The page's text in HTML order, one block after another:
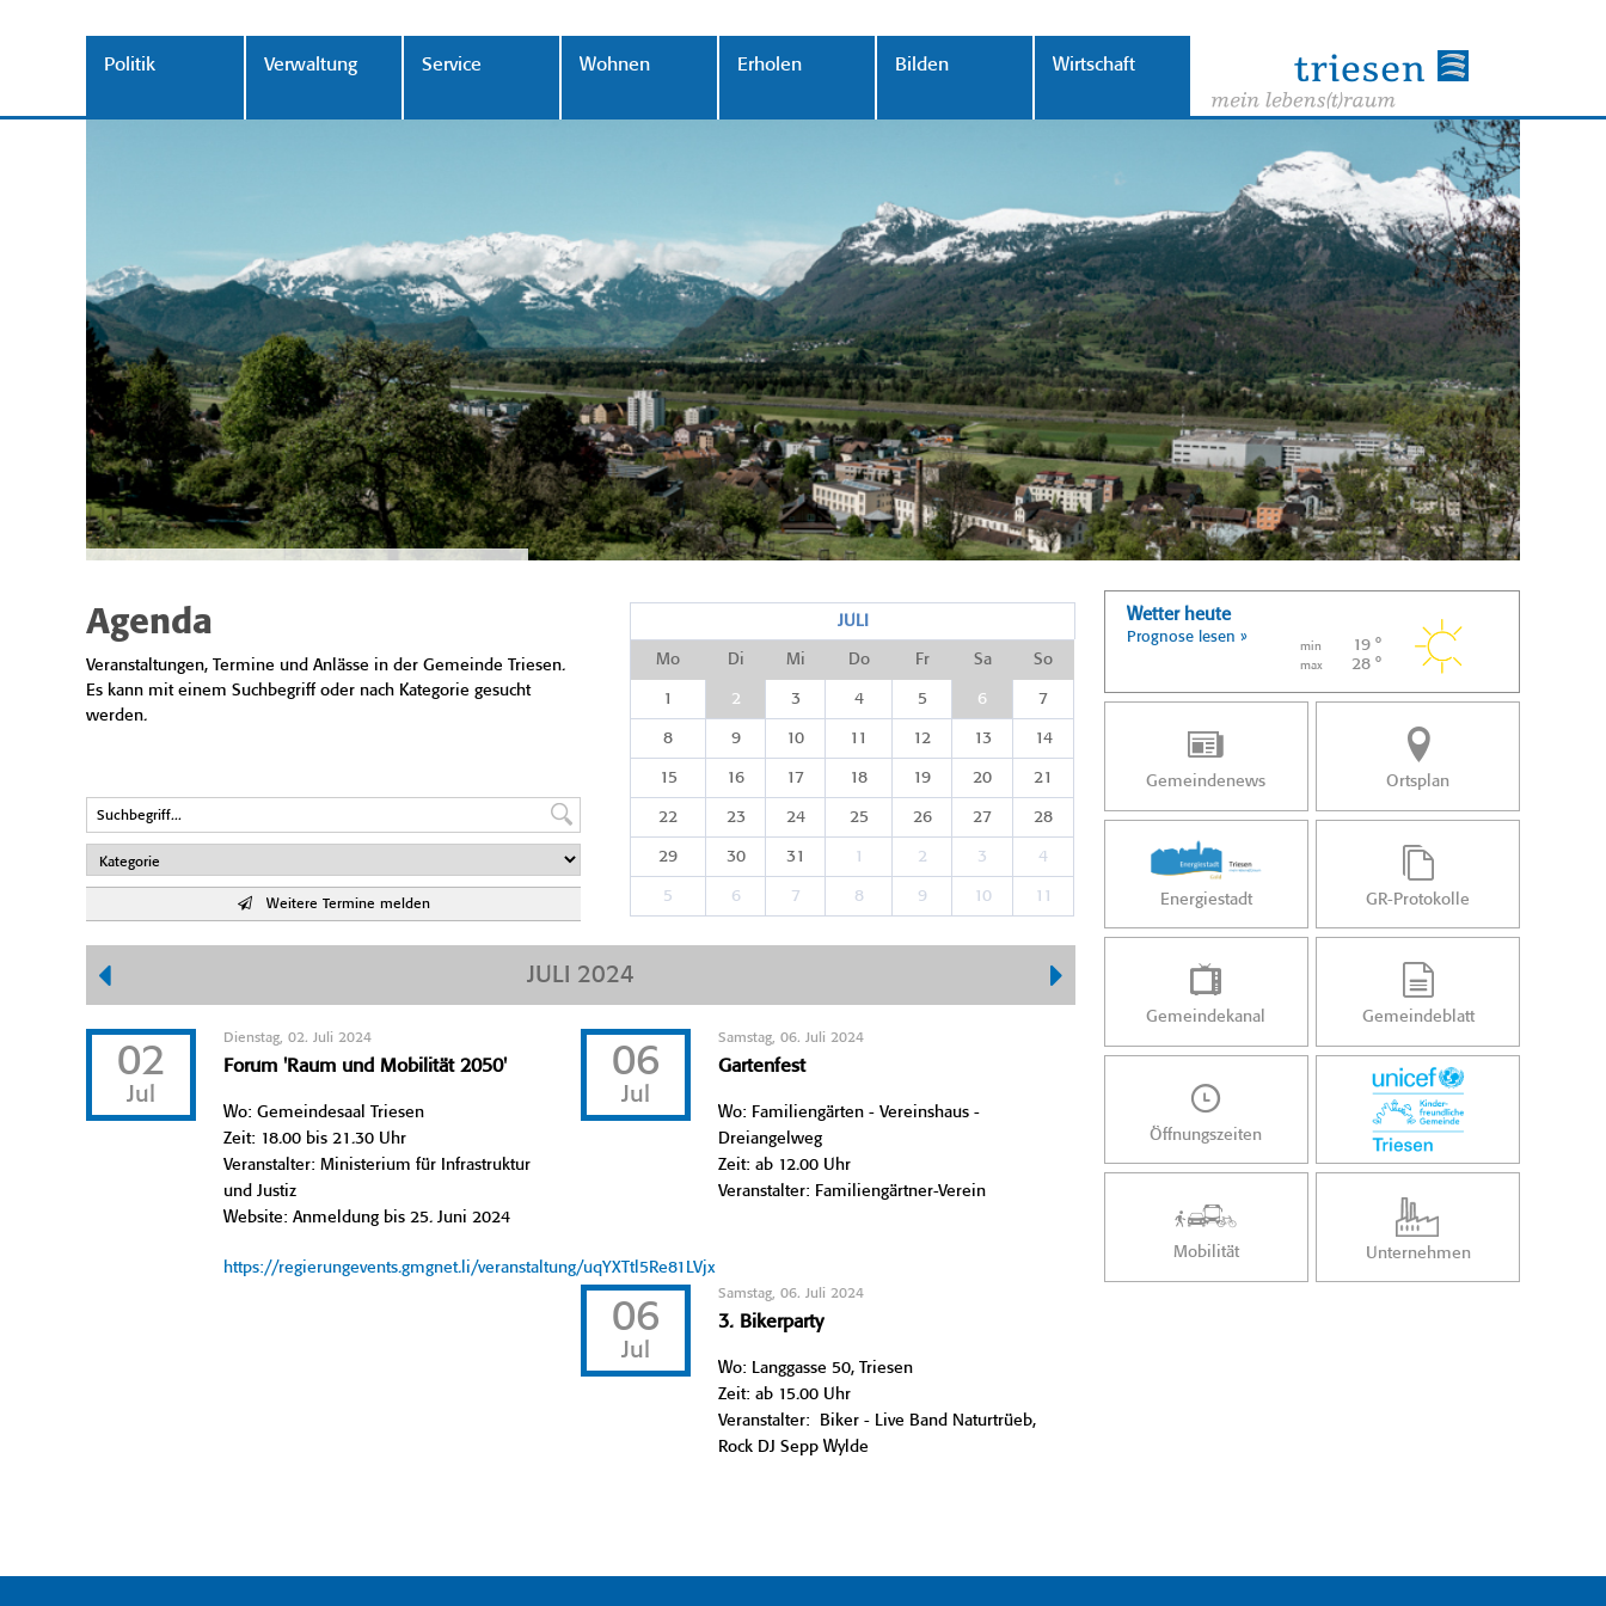
Politik Verwaltung Service Wohnen Erholen Bilden Wirtschaft
Agenda
Veranstaltungen, Termine und Anlässe in der Gemeinde Triesen.
Es kann mit einem Suchbegriff oder nach Kategorie gesucht
werden.
Weitere Termine melden
JULI
Mo Di Mi Do Fr Sa So
1 2 3 4 5 6 7
8 9 10 11 12 13 14
15 16 17 18 19 20 21
22 23 24 25 26 27 28
29 30 31 1 2 3 4
5 6 7 8 9 10 11
JULI 2024
02
Jul
Dienstag, 02. Juli 2024
Forum 'Raum und Mobilität 2050'
Wo: Gemeindesaal Triesen
Zeit: 18.00 bis 21.30 Uhr
Veranstalter: Ministerium für Infrastruktur
und Justiz
Website: Anmeldung bis 25. Juni 2024
https://regierungevents.gmgnet.li/veranstaltung/uqYXTtl5Re81LVjx
06
Jul
Samstag, 06. Juli 2024
Gartenfest
Wo: Familiengärten - Vereinshaus -
Dreiangelweg
Zeit: ab 12.00 Uhr
Veranstalter: Familiengärtner-Verein
06
Jul
Samstag, 06. Juli 2024
3. Bikerparty
Wo: Langgasse 50, Triesen
Zeit: ab 15.00 Uhr
Veranstalter: Biker - Live Band Naturtrüeb,
Rock DJ Sepp Wylde
Wetter heute
Prognose lesen »
min 19 °
max 28 °
Gemeindenews Ortsplan
Energiestadt GR-Protokolle
Gemeindekanal Gemeindeblatt
Öffnungszeiten
Mobilität Unternehmen